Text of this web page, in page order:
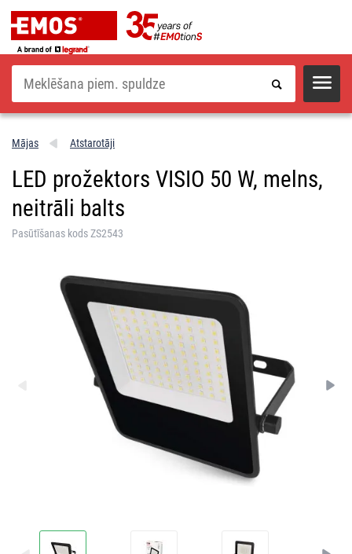
Meklēšana
Mājas Atstarotāji
LED prožektors VISIO 50 W, melns,
neitrāli balts
Pasūtīšanas kods ZS2543